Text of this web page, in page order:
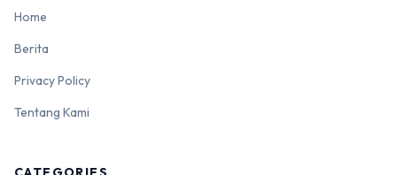
Home
Berita
Privacy Policy
Tentang Kami